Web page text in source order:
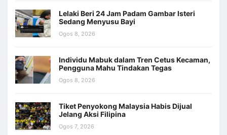
Lelaki Beri 24 Jam Padam Gambar Isteri
Sedang Menyusu Bayi
Ogos 8, 2026
Individu Mabuk dalam Tren Cetus Kecaman,
Pengguna Mahu Tindakan Tegas
Ogos 8, 2026
Tiket Penyokong Malaysia Habis Dijual
Jelang Aksi Filipina
Ogos 7, 2026